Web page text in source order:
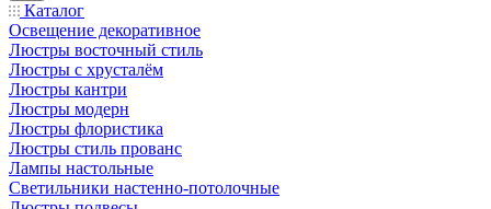
Каталог
Освещение декоративное
Люстры восточный стиль
Люстры с хрусталём
Люстры кантри
Люстры модерн
Люстры флористика
Люстры стиль прованс
Лампы настольные
Светильники настенно-потолочные